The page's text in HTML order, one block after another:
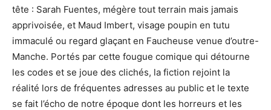
tête : Sarah Fuentes, mégère tout terrain mais jamais
apprivoisée, et Maud Imbert, visage poupin en tutu
immaculé ou regard glaçant en Faucheuse venue d’outre-
Manche. Portés par cette fougue comique qui détourne
les codes et se joue des clichés, la fiction rejoint la
réalité lors de fréquentes adresses au public et le texte
se fait l’écho de notre époque dont les horreurs et les